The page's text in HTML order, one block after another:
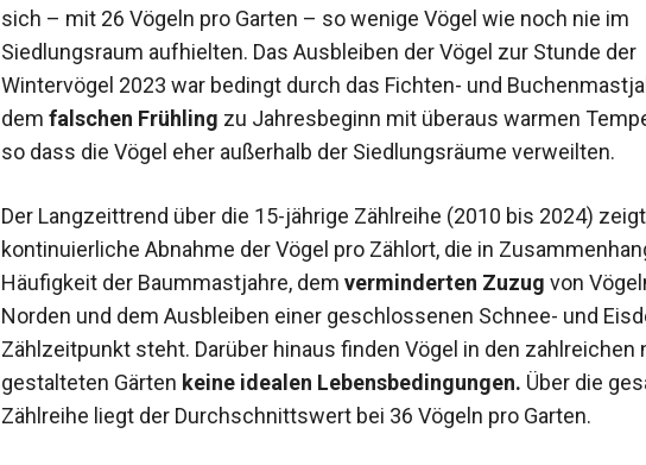
sich – mit 26 Vögeln pro Garten – so wenige Vögel wie noch nie im
Siedlungsraum aufhielten. Das Ausbleiben der Vögel zur Stunde der
Wintervögel 2023 war bedingt durch das Fichten- und
dem falschen Frühling zu Jahresbeginn mit überaus warmen
so dass die Vögel eher außerhalb der Siedlungsräume verweilten.
Der Langzeittrend über die 15-jährige Zählreihe (2010 bis 2024)
kontinuierliche Abnahme der Vögel pro Zählort, die in
Häufigkeit der Baummastjahre, dem verminderten Zuzug von
Norden und dem Ausbleiben einer geschlossenen Schnee- und
Zählzeitpunkt steht. Darüber hinaus finden Vögel in den zahlreichen
gestalteten Gärten keine idealen Lebensbedingungen. Über die
Zählreihe liegt der Durchschnittswert bei 36 Vögeln pro Garten.